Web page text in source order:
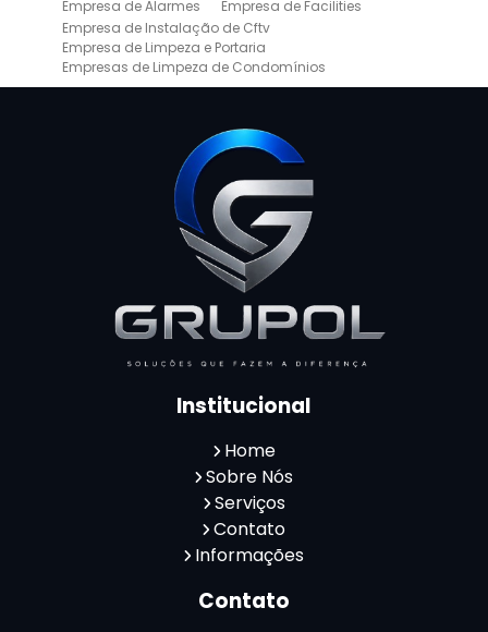
Empresa de Alarmes
Empresa de Facilities
Empresa de Instalação de Cftv
Empresa de Limpeza e Portaria
Empresas de Limpeza de Condomínios
Empresas de Monitoramento Cftv
Instalação de Cercas Elétricas Residenciais
Monitoramento de Alarme 24 Horas
Portaria e Limpeza
Portaria Inteligente
Portaria Remota para Condomínios
Reconhecimento Facial em Condomínios
Reconhecimento Facial para Condomínios
Reconhecimento Facial para Portaria
Reconhecimento Facial Portaria
Serviço de Limpeza Terceirizado
Serviço de Portaria e Limpeza
Serviço de Portaria Terceirizado
Terceirização de Facilities
Terceirização de PortariaInstitucional
Home
Sobre Nós
Serviços
Contato
Informações
Contato